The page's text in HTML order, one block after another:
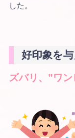
した。
好印象を
ズバリ、”ワ